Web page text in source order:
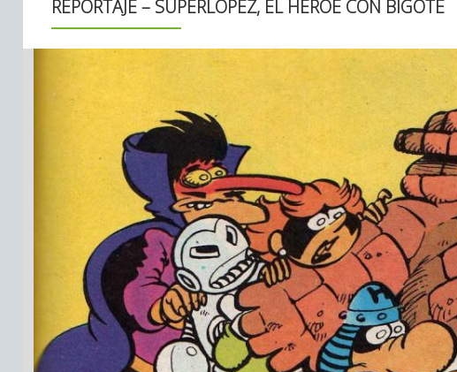
REPORTAJE – SUPERLÓPEZ, EL HÉROE CON BIGOTE